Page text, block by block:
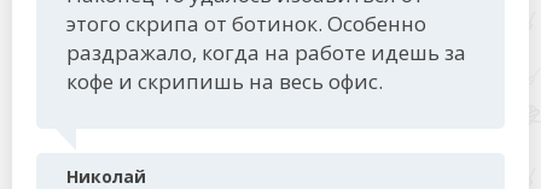
этого скрипа от ботинок. Особенно
раздражало, когда на работе идешь за
кофе и скрипишь на весь офис.
Николай